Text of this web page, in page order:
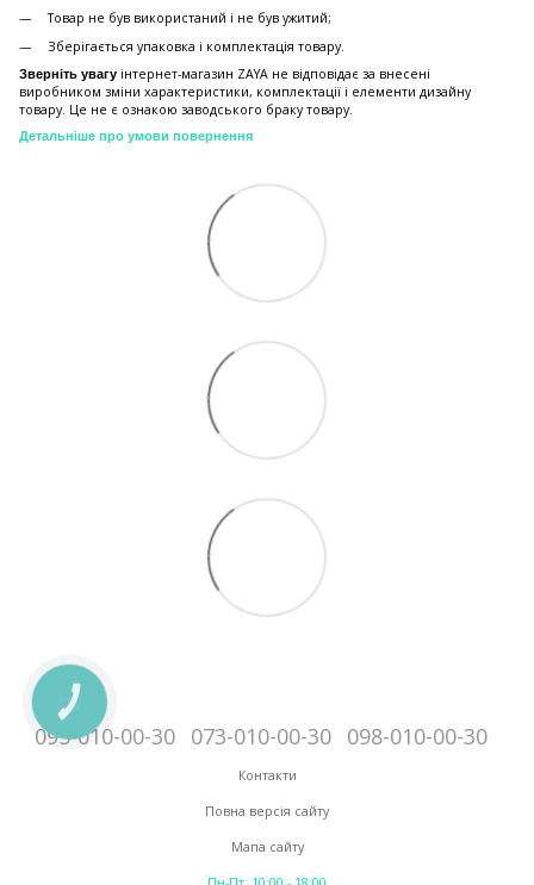
Товар не був використаний і не був ужитий;
Зберiгається упаковка і комплектація товару.
Зверніть увагу інтернет-магазин ZAYA не відповідає за внесені
виробником зміни характеристики, комплектації і елементи дизайну
товару. Це не є ознакою заводського браку товару.
Детальніше про умови повернення
095-010-00-30 073-010-00-30 098-010-00-30
Контакти
Повна версія сайту
Мапа сайту
КНОПКА
ЗВ'ЯЗКУ